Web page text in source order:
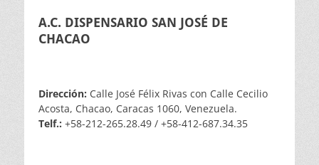
A.C. DISPENSARIO SAN JOSÉ DE
CHACAO
Dirección: Calle José Félix Rivas con Calle Cecilio
Acosta, Chacao, Caracas 1060, Venezuela.
Telf.: +58-212-265.28.49 / +58-412-687.34.35